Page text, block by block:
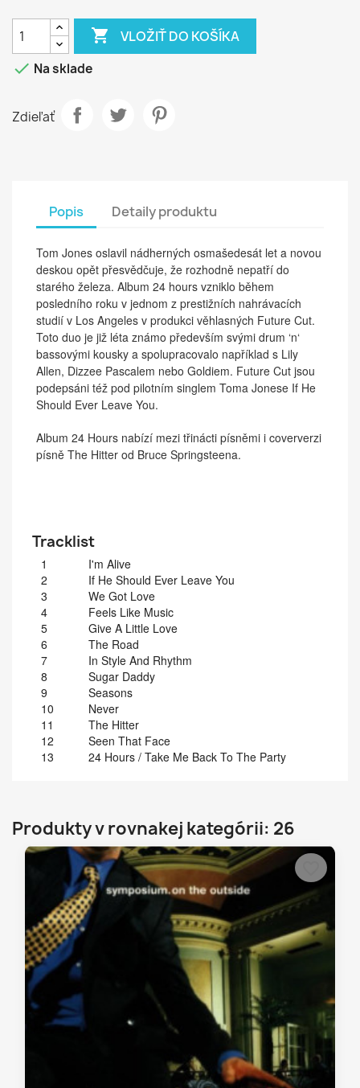
 VLOŽIŤ DO KOŠÍKA
 Na sklade
Zdieľať
Popis Detaily produktu
Tom Jones oslavil nádherných osmašedesát let a novou
deskou opět přesvědčuje, že rozhodně nepatří do
starého železa. Album 24 hours vzniklo během
posledního roku v jednom z prestižních nahrávacích
studií v Los Angeles v produkci věhlasných Future Cut.
Toto duo je již léta známo především svými drum ‘n‘
bassovými kousky a spolupracovalo například s Lily
Allen, Dizzee Pascalem nebo Goldiem. Future Cut jsou
podepsáni též pod pilotním singlem Toma Jonese If He
Should Ever Leave You.
Album 24 Hours nabízí mezi třinácti písněmi i coververzi
písně The Hitter od Bruce Springsteena.
Tracklist
1
I'm Alive
2
If He Should Ever Leave You
3
We Got Love
4
Feels Like Music
5
Give A Little Love
6
The Road
7
In Style And Rhythm
8
Sugar Daddy
9
Seasons
10
Never
11
The Hitter
12
Seen That Face
13
24 Hours / Take Me Back To The Party
Produkty v rovnakej kategórii: 26